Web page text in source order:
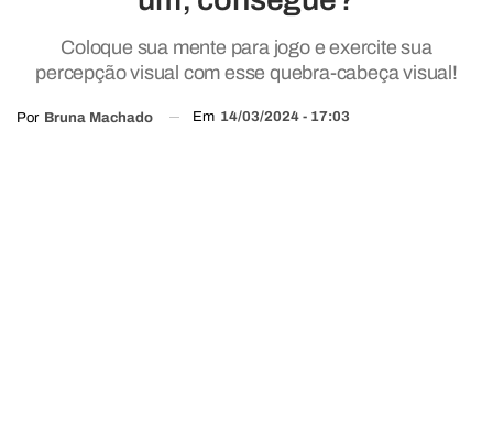
Coloque sua mente para jogo e exercite sua
percepção visual com esse quebra-cabeça visual!
Por Bruna Machado Em 14/03/2024 - 17:03